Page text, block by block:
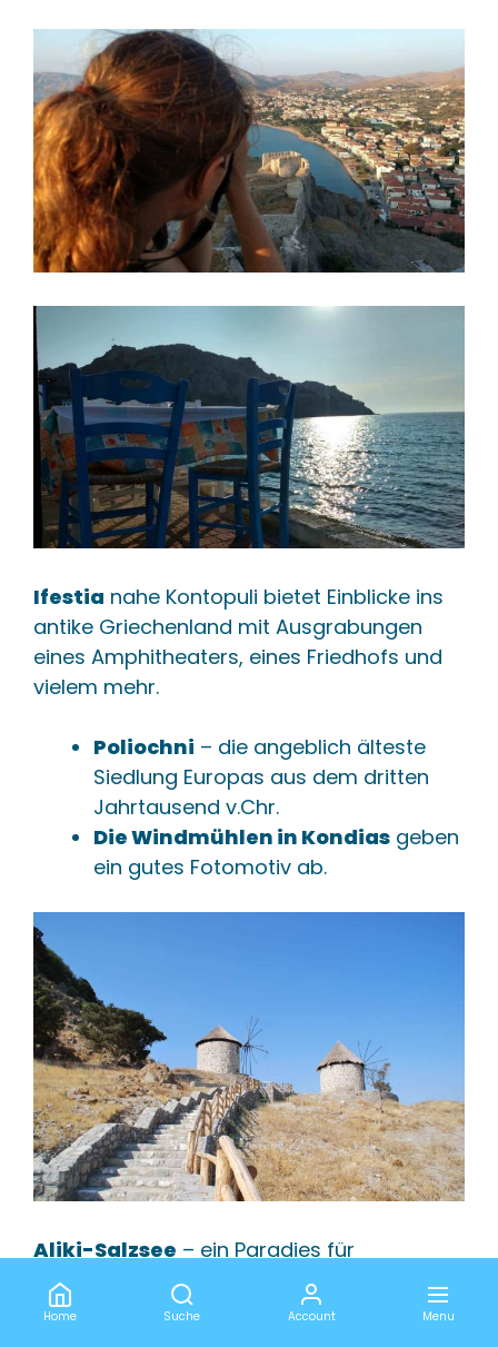
Ifestia nahe Kontopuli bietet Einblicke ins
antike Griechenland mit Ausgrabungen
eines Amphitheaters, eines Friedhofs und
vielem mehr.
Poliochni – die angeblich älteste
Siedlung Europas aus dem dritten
Jahrtausend v.Chr.
Die Windmühlen in Kondias geben
ein gutes Fotomotiv ab.
Aliki-Salzsee – ein Paradies für
Vogelbeobachter.
Home Suche Account Menu